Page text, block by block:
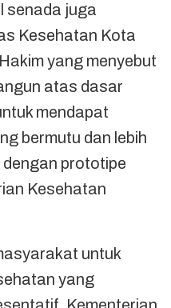
senada juga
Kesehatan Kota
yang menyebut
atas dasar
mendapat
bermutu dan lebih
prototipe
Kesehatan
untuk
yang